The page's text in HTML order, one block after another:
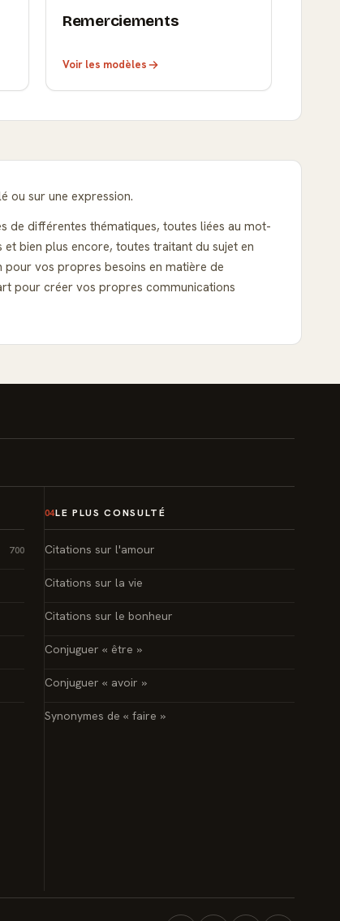
Remerciements
Voir les modèles
ou sur une expression.
de différentes thématiques, toutes liées au mot-
bien plus encore, toutes traitant du sujet en
vos propres besoins en matière de
pour créer vos propres communications
700
04LE PLUS CONSULTÉ
Citations sur l'amour
Citations sur la vie
Citations sur le bonheur
Conjuguer « être »
Conjuguer « avoir »
Synonymes de « faire »